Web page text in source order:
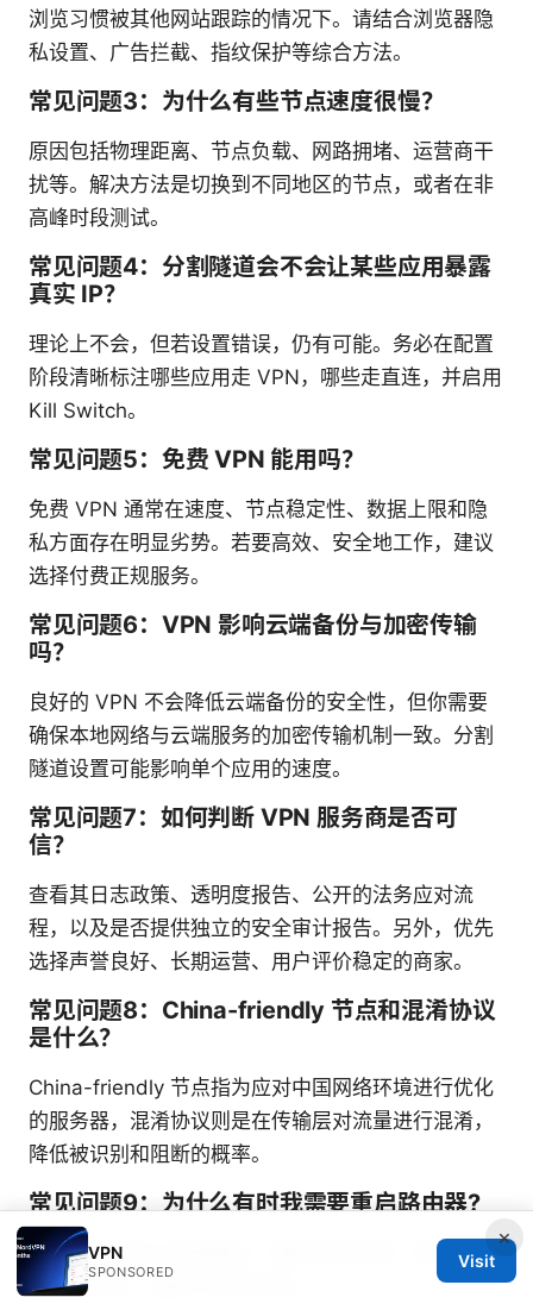
浏览习惯被其他网站跟踪的情况下。请结合浏览器隐
私设置、广告拦截、指纹保护等综合方法。
常见问题3：为什么有些节点速度很慢？
原因包括物理距离、节点负载、网路拥堵、运营商干
扰等。解决方法是切换到不同地区的节点，或者在非
高峰时段测试。
常见问题4：分割隧道会不会让某些应用暴露
真实 IP？
理论上不会，但若设置错误，仍有可能。务必在配置
阶段清晰标注哪些应用走 VPN，哪些走直连，并启用
Kill Switch。
常见问题5：免费 VPN 能用吗？
免费 VPN 通常在速度、节点稳定性、数据上限和隐
私方面存在明显劣势。若要高效、安全地工作，建议
选择付费正规服务。
常见问题6：VPN 影响云端备份与加密传输
吗？
良好的 VPN 不会降低云端备份的安全性，但你需要
确保本地网络与云端服务的加密传输机制一致。分割
隧道设置可能影响单个应用的速度。
常见问题7：如何判断 VPN 服务商是否可
信？
查看其日志政策、透明度报告、公开的法务应对流
程，以及是否提供独立的安全审计报告。另外，优先
选择声誉良好、长期运营、用户评价稳定的商家。
常见问题8：China-friendly 节点和混淆协议
是什么？
China-friendly 节点指为应对中国网络环境进行优化
的服务器，混淆协议则是在传输层对流量进行混淆，
降低被识别和阻断的概率。
常见问题9：为什么有时我需要重启路由器?
路由器重启可以清除缓存、重新建立隧道，帮助解决
连接不稳定、速度下降等问题。
×
VPN
SPONSORED
Visit